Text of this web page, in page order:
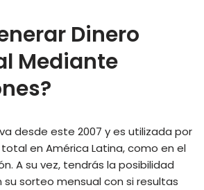
Dinero
Mediante
desde este 2007 y es utilizada por
en América Latina, como en el
A su vez, tendrás la posibilidad
sorteo mensual con si resultas